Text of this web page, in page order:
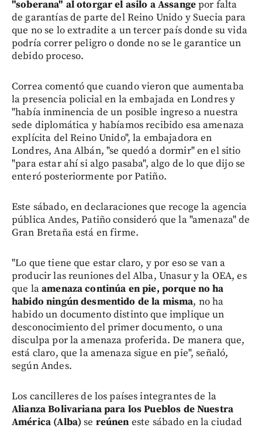
"soberana" al otorgar el asilo a Assangepor falta
de garantías de parte del Reino Unido y Suecia para
que no se lo extradite a un tercer país donde su vida
podría correr peligro o donde no se le garantice un
debido proceso.
Correa comentó que cuando vieron que aumentaba
la presencia policial en la embajada en Londres y
"había inminencia de un posible ingreso a nuestra
sede diplomática y habíamos recibido esa amenaza
explícita del Reino Unido", la embajadora en
Londres, Ana Albán, "se quedó a dormir" en el sitio
"para estar ahí si algo pasaba", algo de lo que dijo se
enteró posteriormente por Patiño.
Este sábado, en declaraciones que recoge la agencia
pública Andes, Patiño consideró que la "amenaza" de
Gran Bretaña está en firme.
"Lo que tiene que estar claro, y por eso se van a
producir las reuniones del Alba, Unasur y la OEA, es
que laamenaza continúa en pie, porque no ha
habido ningún desmentido de la misma, no ha
habido un documento distinto que implique un
desconocimiento del primer documento, o una
disculpa por la amenaza proferida. De manera que,
está claro, que la amenaza sigue en pie", señaló,
según Andes.
Los cancilleres de los países integrantes de la
Alianza Bolivariana para los Pueblos de Nuestra
América (Alba)se reúnen este sábado en la ciudad